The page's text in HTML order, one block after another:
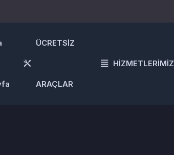
ÜCRETSİZ
ARAÇLAR
HİZMETLERİMİZ